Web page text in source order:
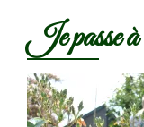
Je passe à